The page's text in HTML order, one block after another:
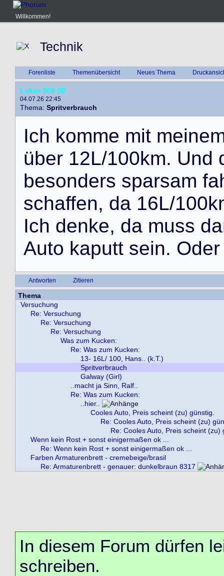
Willkommen!
Technik
Forenliste Themenübersicht Neues Thema
Lukas 500 SE
04.07.26 22:45
Thema: Spritverbrauch
Ich komme mit meine
über 12L/100km. Und
besonders sparsam fa
schaffen, da 16L/100k
Ich denke, da muss da
Auto kaputt sein. Oder
Antworten Zitieren
Thema
Versuchung
Re: Versuchung
Re: Versuchung
Re: Versuchung
Was zum Kucken:
Re: Was zum Kucken:
13- 16L/ 100, Hans.. (k.T.)
Spritverbrauch
Galway (Girl)
..macht ja Sinn, Ralf..
Re: Was zum Kucken:
..hier..
Cooles Auto, Preis scheint (zu) günstig.
Re: Cooles Auto, Preis scheint (zu)
Re: Cooles Auto, Preis scheint (zu)
Wenn kein Rost + sonst einigermaßen ok ...
Re: Wenn kein Rost + sonst einigermaßen ok ...
Farben Armaturenbrett - cremebeige/brasil
Re: Armaturenbrett - genauer: dunkelbraun 8317
In diesem Forum dürfen
schreiben.